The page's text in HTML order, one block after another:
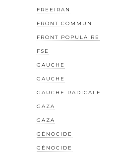
FREEIRAN
FRONT COMMUN
FRONT POPULAIRE
FSE
GAUCHE
GAUCHE
GAUCHE RADICALE
GAZA
GAZA
GÉNOCIDE
GÉNOCIDE